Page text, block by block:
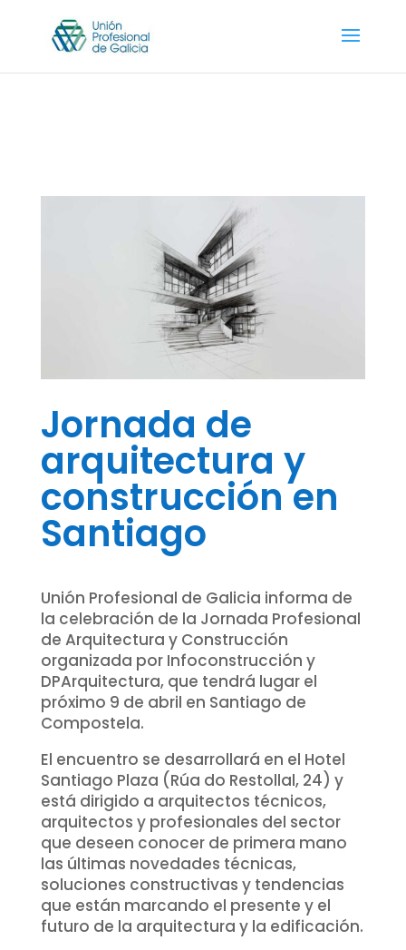
Jornada de
arquitectura y
construcción en
Santiago
Unión Profesional de Galicia informa de
la celebración de la Jornada Profesional
de Arquitectura y Construcción
organizada por Infoconstrucción y
DPArquitectura, que tendrá lugar el
próximo 9 de abril en Santiago de
Compostela.
El encuentro se desarrollará en el Hotel
Santiago Plaza (Rúa do Restollal, 24) y
está dirigido a arquitectos técnicos,
arquitectos y profesionales del sector
que deseen conocer de primera mano
las últimas novedades técnicas,
soluciones constructivas y tendencias
que están marcando el presente y el
futuro de la arquitectura y la edificación.